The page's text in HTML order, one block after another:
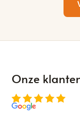
Onze